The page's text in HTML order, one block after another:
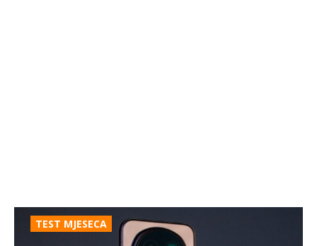
TEST MJESECA